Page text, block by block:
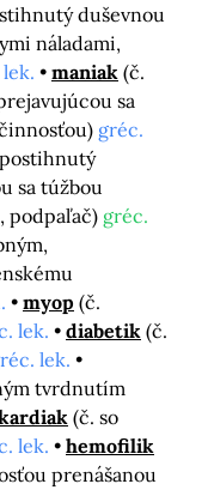
duševnou
náladami,
maniak (č.
sa
gréc.
sa túžbou
podpaľač) gréc.
myop (č.
lek. diabetik (č.
lek.
tvrdnutím
(č. so
lek.
hemofilik
prenášanou